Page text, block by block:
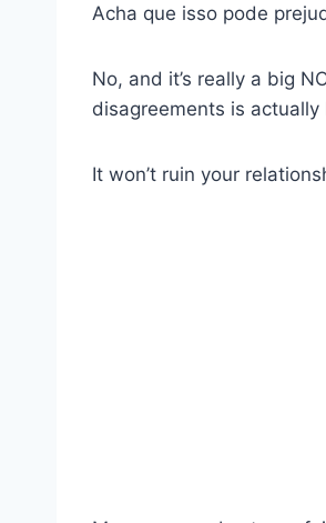
Acha que isso pode
No, and it’s really a big
disagreements is
It won’t ruin your